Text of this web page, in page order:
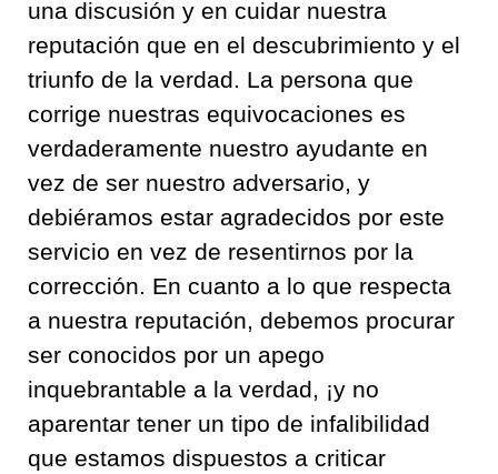
una discusión y en cuidar nuestra
reputación que en el descubrimiento y el
triunfo de la verdad
La persona que
corrige nuestras equivocaciones es
verdaderamente nuestro ayudante en
vez de ser nuestro adversario, y
debiéramos estar agradecidos por este
servicio en vez de resentirnos por la
corrección
En cuanto a lo que respecta
a nuestra reputación, debemos procurar
ser conocidos por un apego
inquebrantable a la verdad
¡y no
aparentar tener un tipo de infalibilidad
que estamos dispuestos a criticar